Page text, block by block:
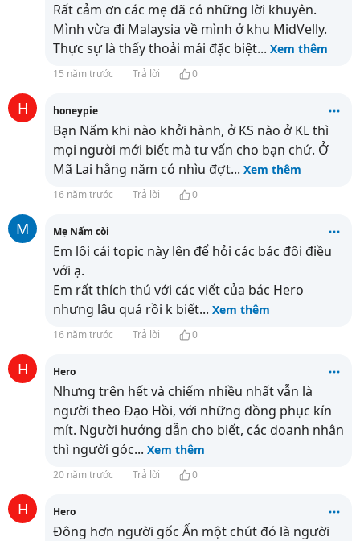
Rất cảm ơn các mẹ đã có những lời khuyên.
Mình vừa đi Malaysia về mình ở khu MidVelly.
Thực sự là thấy thoải mái đặc biệt... Xem thêm
15 năm trước Trả lời 0
H honeypie
Bạn Nấm khi nào khởi hành, ở KS nào ở KL thì
mọi người mới biết mà tư vấn cho bạn chứ. Ở
Mã Lai hằng năm có nhìu đợt... Xem thêm
16 năm trước Trả lời 0
M Mẹ Nấm còi
Em lôi cái topic này lên để hỏi các bác đôi điều
với ạ.
Em rất thích thú với các viết của bác Hero
nhưng lâu quá rồi k biết... Xem thêm
16 năm trước Trả lời 0
H Hero
Nhưng trên hết và chiếm nhiều nhất vẫn là
người theo Đạo Hồi, với những đồng phục kín
mít. Người hướng dẫn cho biết, các doanh nhân
thì người góc... Xem thêm
20 năm trước Trả lời 0
H Hero
Đông hơn người gốc Ấn một chút đó là người